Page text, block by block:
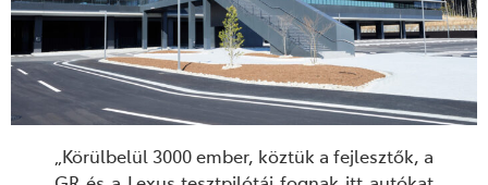
„Körülbelül 3000 ember, köztük a fejlesztők, a